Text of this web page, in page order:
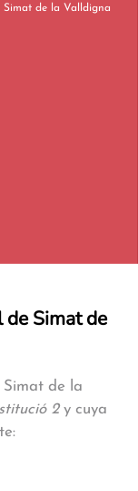
Inmobiliario y Propiedad Horizontal en Simat de la Valldigna
de Simat de
Simat de la
2y cuya